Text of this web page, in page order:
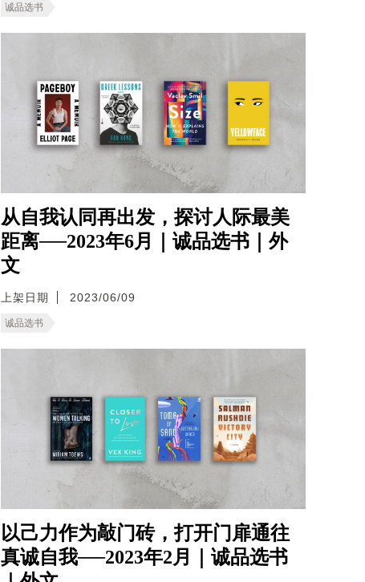
诚品选书
从自我认同再出发，探讨人际最美
距离──2023年6月｜诚品选书｜外
文
上架日期 2023/06/09
诚品选书
以己力作为敲门砖，打开门扉通往
真诚自我──2023年2月｜诚品选书